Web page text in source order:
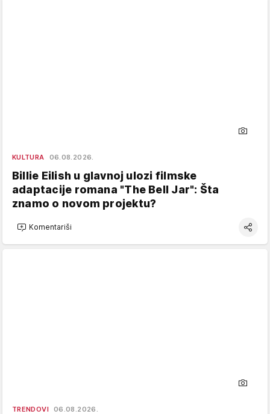
KULTURA 06.08.2026.
Billie Eilish u glavnoj ulozi filmske
adaptacije romana "The Bell Jar": Šta
znamo o novom projektu?
Komentariši
TRENDOVI 06.08.2026.